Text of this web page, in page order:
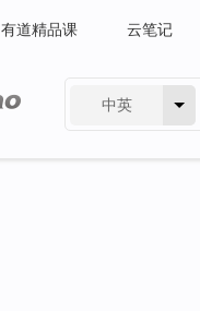
有道精品课 云笔记
中英